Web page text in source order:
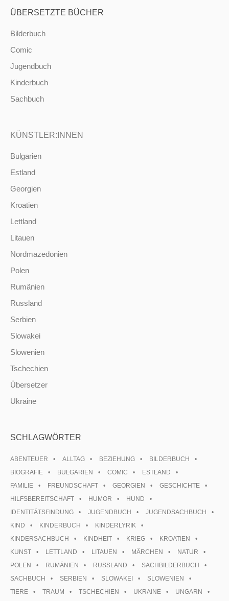
ÜBERSETZTE BÜCHER
Bilderbuch
Comic
Jugendbuch
Kinderbuch
Sachbuch
KÜNSTLER:INNEN
Bulgarien
Estland
Georgien
Kroatien
Lettland
Litauen
Nordmazedonien
Polen
Rumänien
Russland
Serbien
Slowakei
Slowenien
Tschechien
Übersetzer
Ukraine
SCHLAGWÖRTER
ABENTEUER ALLTAG BEZIEHUNG
BILDERBUCH
BIOGRAFIE
BULGARIEN COMIC
ESTLAND
FAMILIE
FREUNDSCHAFT GEORGIEN
GESCHICHTE
HILFSBEREITSCHAFT
HUMOR
HUND
IDENTITÄTSFINDUNG
JUGENDBUCH
JUGENDSACHBUCH
KIND
KINDERBUCH
KINDERLYRIK
KINDERSACHBUCH
KINDHEIT KRIEG
KROATIEN
KUNST
LETTLAND LITAUEN MÄRCHEN
NATUR
POLEN
RUMÄNIEN RUSSLAND
SACHBILDERBUCH
SACHBUCH
SERBIEN SLOWAKEI
SLOWENIEN
TIERE
TRAUM TSCHECHIEN UKRAINE
UNGARN